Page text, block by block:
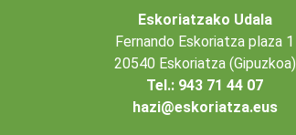
Eskoriatzako Udala
Fernando Eskoriatza plaza 1
20540 Eskoriatza (Gipuzkoa)
Tel.: 943 71 44 07
hazi@eskoriatza.eus